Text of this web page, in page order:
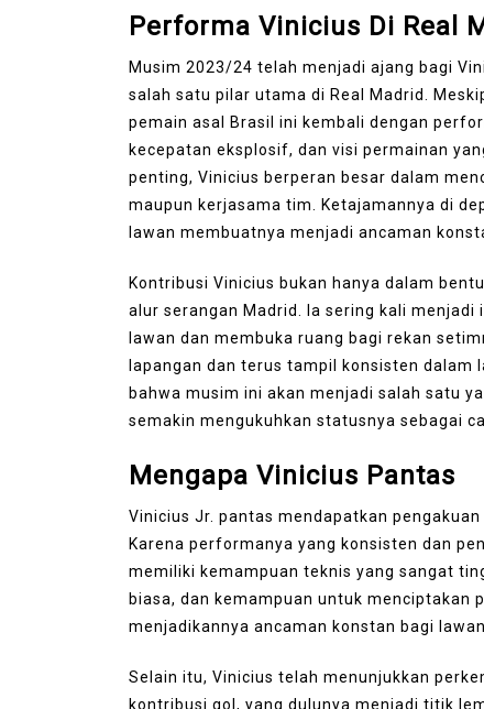
Performa Vinicius Di Real
Musim 2023/24 telah menjadi ajang bagi
salah satu pilar utama di Real Madrid.
pemain asal Brasil ini kembali dengan
kecepatan eksplosif, dan visi permainan
penting, Vinicius berperan besar dalam
maupun kerjasama tim. Ketajamannya di
lawan membuatnya menjadi ancaman
Kontribusi Vinicius bukan hanya dalam
alur serangan Madrid. Ia sering kali
lawan dan membuka ruang bagi rekan
lapangan dan terus tampil konsisten
bahwa musim ini akan menjadi salah satu
semakin mengukuhkan statusnya sebagai
Mengapa Vinicius Pantas
Vinicius Jr. pantas mendapatkan
Karena performanya yang konsisten dan
memiliki kemampuan teknis yang sangat
biasa, dan kemampuan untuk menciptakan
menjadikannya ancaman konstan bagi
Selain itu, Vinicius telah menunjukkan
kontribusi gol, yang dulunya menjadi titik